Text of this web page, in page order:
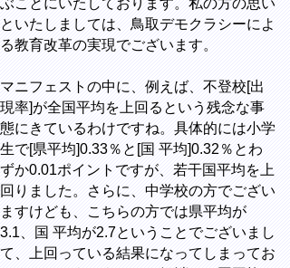
ぶことにいたしております。私の方の思い
といたしましては、鳥取デモクラシーによ
る教育改革の実現でございます。
マニフェストの中に、例えば、不登校[出
現率]が全国平均を上回るという残念な事
態にきているわけですね。具体的には小学
生で[県平均]0.33％と[国 平均]0.32％とわ
ずか0.01ポイントですが、若干国平均を上
回りました。さらに、中学校の方でござい
ますけども、こちらの方では県平均が
3.1、国 平均が2.7ということでございまし
て、上回っている結果になってしまってお